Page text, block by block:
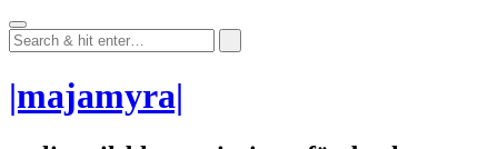
Skip
to
content
|majamyra|